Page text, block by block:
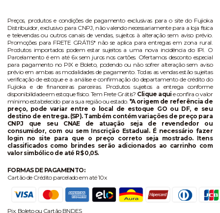
Preços, produtos e condições de pagamento exclusivas para o site do Fujioka
Distribuidor, exclusivo para CNPJ, não valendo necessariamente para a loja física
e televendas ou outros canais de vendas, sujeitos à alteração sem aviso prévio.
Promoções para FRETE GRÁTIS* não se aplica para entregas em zona rural.
Produtos importados podem estar sujeitos a uma nova incidência do IPI. O
Parcelamento é em até 6x sem juros nos cartões. Ofertamos desconto especial
para pagamento no PIX e Boleto, podendo ou não sofrer alteração sem aviso
prévio em ambas as modalidades de pagamento. Todas as vendas estão sujeitas
verificação de estoque e a análise e confirmação do departamento de crédito do
Fujioka e de financeiras parceiras. Produtos sujeitos a entrega conforme
disponibilidade em estoque físico. Tem Frete Grátis? Clique aqui e confira o valor
mínimo estabelecido para sua região ou estado. *A origem de referência de
preço, pode variar entre o local de estoque GO ou DF, e seu
destino de entrega. (SP). Também contém variações de preço para
CNPJ que seu CNAE de atuação seja de revendedor ou
consumidor, com ou sem Inscrição Estadual. É necessário fazer
login no site para que o preço correto seja mostrado. Itens
classificados como brindes serão adicionados ao carrinho com
valor simbólico de até R$ 0,05.
FORMAS DE PAGAMENTO:
Cartão de Crédito parcelado em até 10x
Pix, Boleto ou Cartão BNDES